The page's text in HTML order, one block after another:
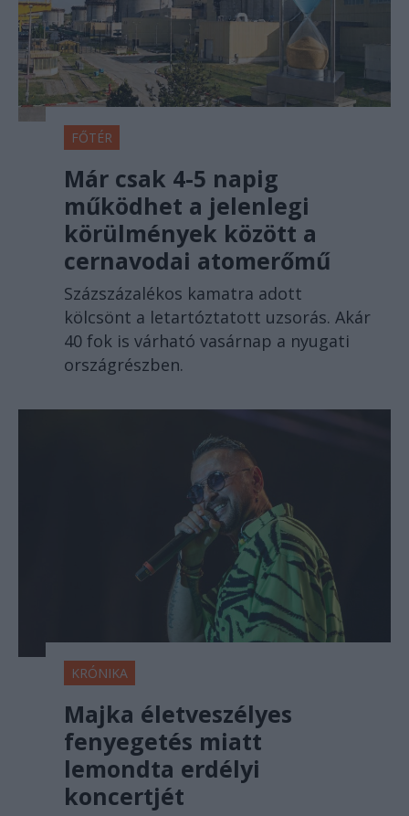
FŐTÉR
Már csak 4-5 napig
működhet a jelenlegi
körülmények között a
cernavodai atomerőmű
Százszázalékos kamatra adott
kölcsönt a letartóztatott uzsorás. Akár
40 fok is várható vasárnap a nyugati
országrészben.
KRÓNIKA
Majka életveszélyes
fenyegetés miatt
lemondta erdélyi
koncertjét